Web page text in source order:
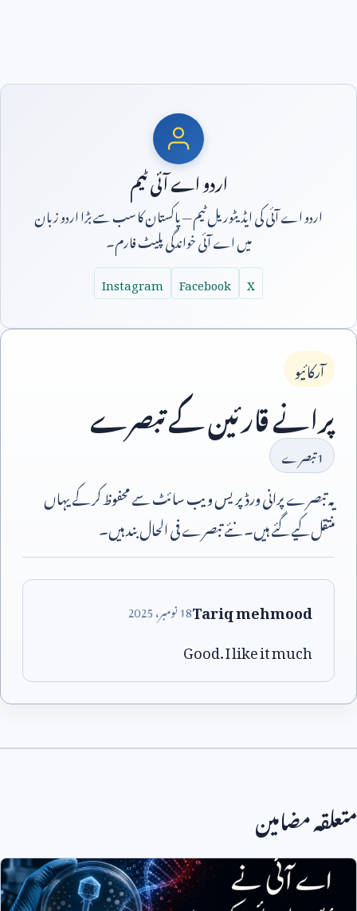
اردو اے آئی ٹیم
اردو اے آئی کی ایڈیٹوریل ٹیم — پاکستان کا سب سے بڑا اردو زبان
میں اے آئی خواندگی پلیٹ فارم۔
X
Facebook
Instagram
آرکائیو
پرانے قارئین کے تبصرے
1تبصرے
یہ تبصرے پرانی ورڈپریس ویب سائٹ سے محفوظ کر کے یہاں
منتقل کیے گئے ہیں۔ نئے تبصرے فی الحال بند ہیں۔
Tariq mehmood
18نومبر،2025
Good. I like it much
متعلقہ مضامین